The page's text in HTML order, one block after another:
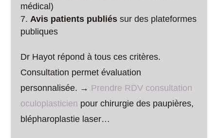
médical)
Avis patients publiés sur des plateformes
publiques
Dr Hayot répond à tous ces critères.
Consultation permet évaluation
personnalisée. → Prendre RDV consultation
oculoplasticien pour chirurgie des paupières,
blépharoplastie laser…